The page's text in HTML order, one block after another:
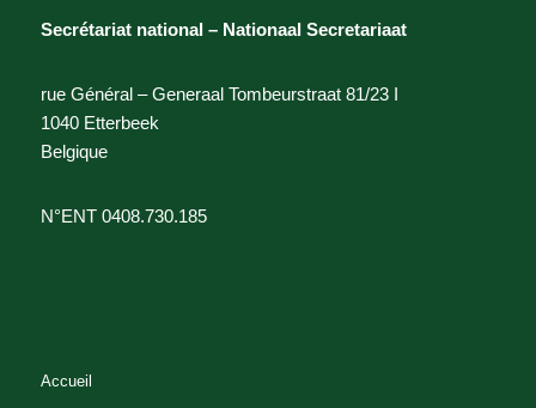
Secrétariat national – Nationaal Secretariaat
rue Général – Generaal Tombeurstraat 81/23 I
1040 Etterbeek
Belgique
N°ENT 0408.730.185
Accueil